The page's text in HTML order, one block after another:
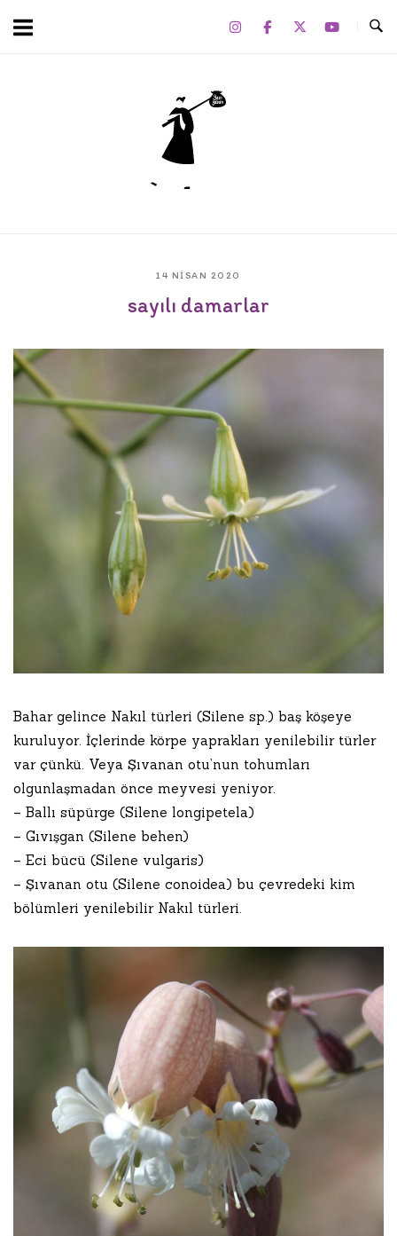
Home
14 NISAN 2020
sayılı damarlar
Bahar gelince Nakıl türleri (Silene sp.) baş köşeye
kuruluyor. İçlerinde körpe yaprakları yenilebilir türler
var çünkü. Veya Şıvanan otu’nun tohumları
olgunlaşmadan önce meyvesi yeniyor.
– Ballı süpürge (Silene longipetela)
– Gıvışgan (Silene behen)
– Eci bücü (Silene vulgaris)
– Şıvanan otu (Silene conoidea) bu çevredeki kim
bölümleri yenilebilir Nakıl türleri.